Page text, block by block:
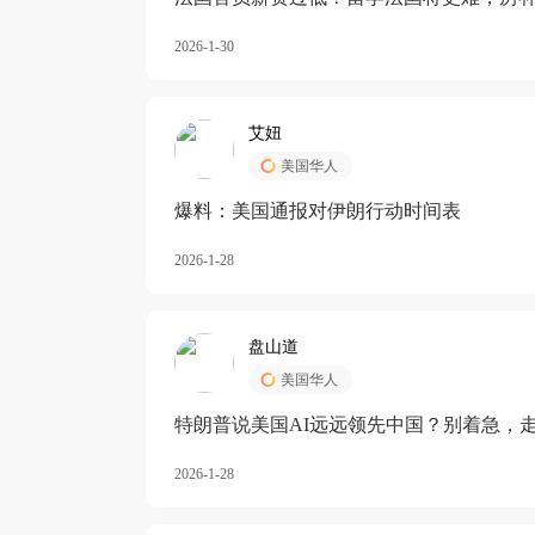
2026-1-30
艾妞
美国华人
爆料：美国通报对伊朗行动时间表
2026-1-28
盘山道
美国华人
特朗普说美国AI远远领先中国？别着急，
2026-1-28